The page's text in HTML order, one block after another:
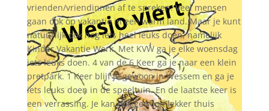
vrienden/vriendinnen af te spreken. Veel mensen
gaan ook op vakantie in een warm land. Maar je kunt
natuurlijk ook nog iets heel leuks doen, namelijk
Kinder Vakantie Werk. Met KVW ga je elke woensdag
iets leuks doen. 4 van de 6 Keer ga je naar een klein
pretpark. 1 Keer blijf je gewoon in Wessem en ga je
iets leuks doen in de speeltuin. En de laatste keer is
een verrassing. Je kan ook gewoon lekker thuis